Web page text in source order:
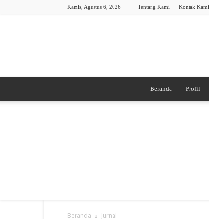
Kamis, Agustus 6, 2026 Tentang Kami Kontak Kami
Beranda Profil
Beranda Jurnal